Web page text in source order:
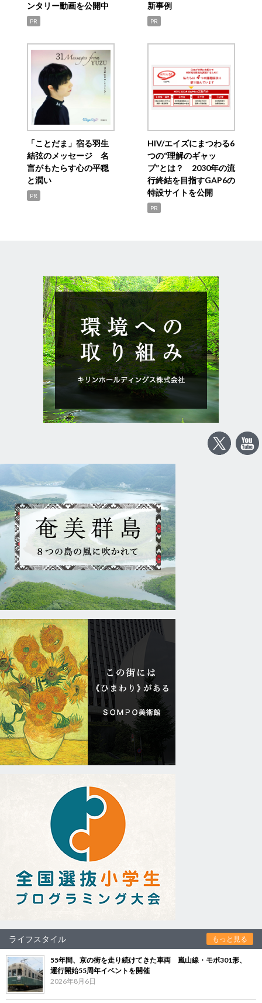
ンタリー動画を公開中
PR
新事例
PR
「ことだま」宿る羽生
結弦のメッセージ 名
言がもたらす心の平穏
と潤い
PR
HIV/エイズにまつわる6
つの“理解のギャッ
プ”とは？ 2030年の流
行終結を目指すGAP6の
特設サイトを公開
PR
ライフスタイル もっと見る
55年間、京の街を走り続けてきた車両 嵐山線・モボ301形、
運行開始55周年イベントを開催
2026年8月6日